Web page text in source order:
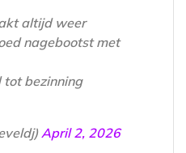
altijd weer
nagebootst met
bezinning
April 2, 2026